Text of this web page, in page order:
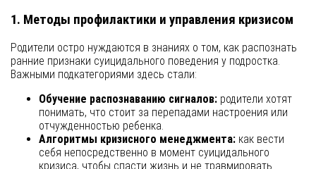
1. Методы профилактики и управления кризисом
Родители остро нуждаются в знаниях о том, как распознать
ранние признаки суицидального поведения у подростка.
Важными подкатегориями здесь стали:
Обучение распознаванию сигналов: родители хотят
понимать, что стоит за перепадами настроения или
отчужденностью ребенка.
Алгоритмы кризисного менеджмента: как вести
себя непосредственно в момент суицидального
кризиса, чтобы спасти жизнь и не травмировать